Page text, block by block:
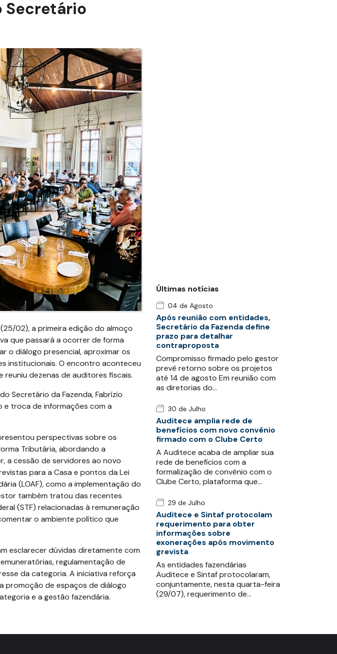
02), a primeira edição do almoço
que passará a ocorrer de forma
o diálogo presencial, aproximar os
institucionais. O encontro aconteceu
reuniu dezenas de auditores fiscais.
Secretário da Fazenda, Fabrízio
e troca de informações com a
perspectivas sobre os
Tributária, abordando a
a cessão de servidores ao novo
para a Casa e pontos da Lei
(LOAF), como a implementação do
também tratou das recentes
(STF) relacionadas à remuneração
o ambiente político que
esclarecer dúvidas diretamente com
regulamentação de
da categoria. A iniciativa reforça
promoção de espaços de diálogo
e a gestão fazendária.
Últimas notícias
04 de Agosto
Após reunião com entidades,
Secretário da Fazenda define
prazo para detalhar
contraproposta
Compromisso firmado pelo gestor
prevê retorno sobre os projetos
até 14 de agosto Em reunião com
as diretorias do…
30 de Julho
Auditece amplia rede de
benefícios com novo convênio
firmado com o Clube Certo
A Auditece acaba de ampliar sua
rede de benefícios com a
formalização de convênio com o
Clube Certo, plataforma que…
29 de Julho
Auditece e Sintaf protocolam
requerimento para obter
informações sobre
exonerações após movimento
grevista
As entidades fazendárias
Auditece e Sintaf protocolaram,
conjuntamente, nesta quarta-feira
(29/07), requerimento de…